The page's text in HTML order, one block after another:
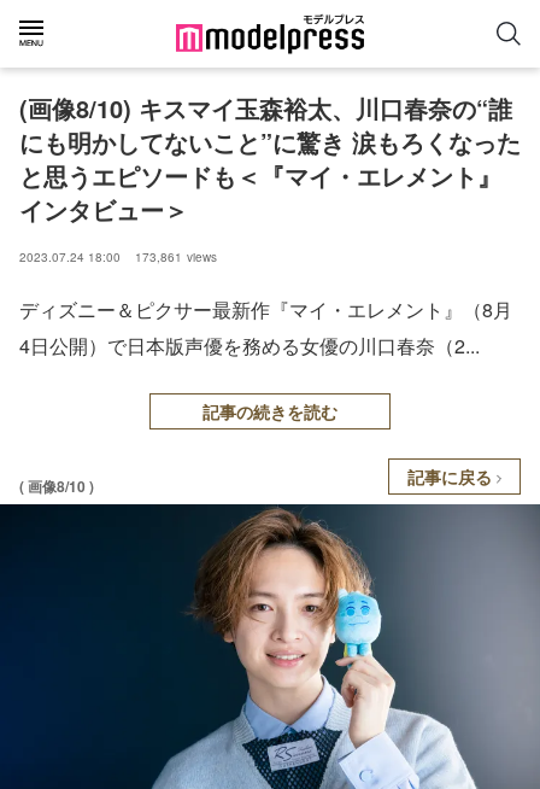
(画像8/10) キスマイ玉森裕太、川口春奈の“誰
にも明かしてないこと”に驚き 涙もろくなった
と思うエピソードも＜『マイ・エレメント』
インタビュー＞
2023.07.24 18:00 173,861 views
ディズニー＆ピクサー最新作『マイ・エレメント』（8月
4日公開）で日本版声優を務める女優の川口春奈（2...
記事の続きを読む
( 画像8/10 ) 記事に戻る